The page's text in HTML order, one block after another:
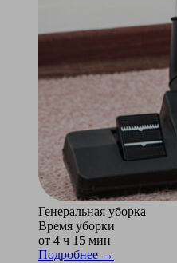
Генеральная уборка
Время уборки
от 4 ч 15 мин
Подробнее →